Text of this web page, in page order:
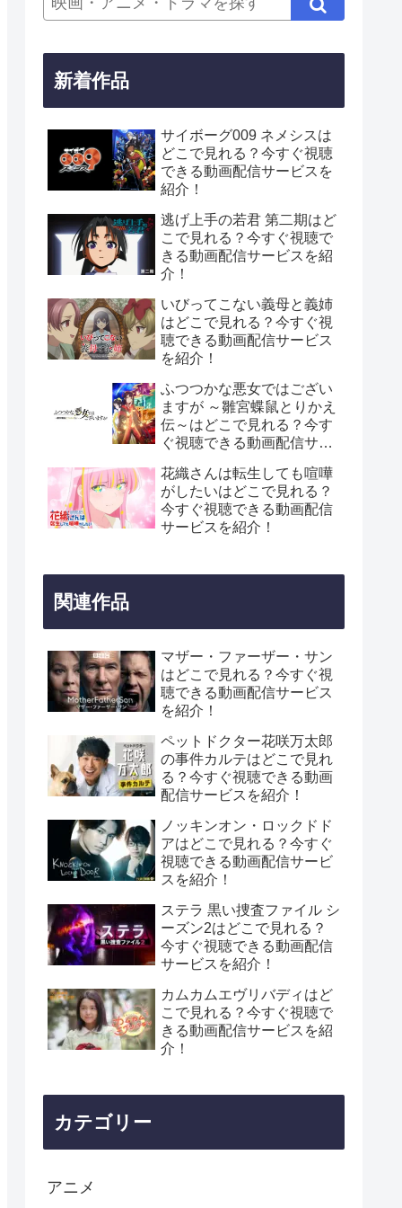
新着作品
サイボーグ009 ネメシスは
どこで見れる？今すぐ視聴
できる動画配信サービスを
紹介！
逃げ上手の若君 第二期はど
こで見れる？今すぐ視聴で
きる動画配信サービスを紹
介！
いびってこない義母と義姉
はどこで見れる？今すぐ視
聴できる動画配信サービス
を紹介！
ふつつかな悪女ではござい
ますが ～雛宮蝶鼠とりかえ
伝～はどこで見れる？今す
ぐ視聴できる動画配信サー
花織さんは転生しても喧嘩
がしたいはどこで見れる？
今すぐ視聴できる動画配信
サービスを紹介！
関連作品
マザー・ファーザー・サン
はどこで見れる？今すぐ視
聴できる動画配信サービス
を紹介！
ペットドクター花咲万太郎
の事件カルテはどこで見れ
る？今すぐ視聴できる動画
配信サービスを紹介！
ノッキンオン・ロックドド
アはどこで見れる？今すぐ
視聴できる動画配信サービ
スを紹介！
ステラ 黒い捜査ファイル シ
ーズン2はどこで見れる？
今すぐ視聴できる動画配信
サービスを紹介！
カムカムエヴリバディはど
こで見れる？今すぐ視聴で
きる動画配信サービスを紹
介！
カテゴリー
アニメ